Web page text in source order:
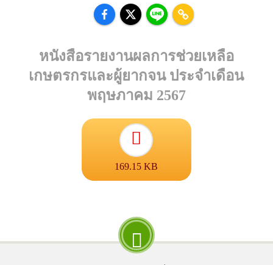
หนังสือรายงานผลการช่วยเหลือ
เกษตรกรและผู้ยากจน ประจำเดือน
พฤษภาคม 2567
169.15 KB